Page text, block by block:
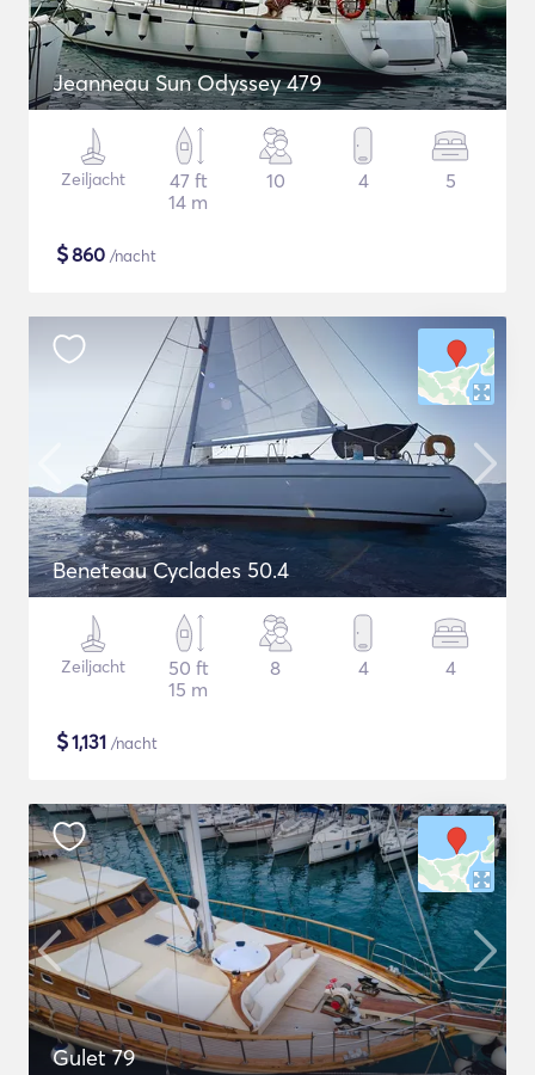
Jeanneau Sun Odyssey 479
Zeiljacht
47 ft
14 m
10 4 5
$860 /nacht
Beneteau Cyclades 50.4
Zeiljacht
50 ft
15 m
8 4 4
$1,131 /nacht
Gulet 79